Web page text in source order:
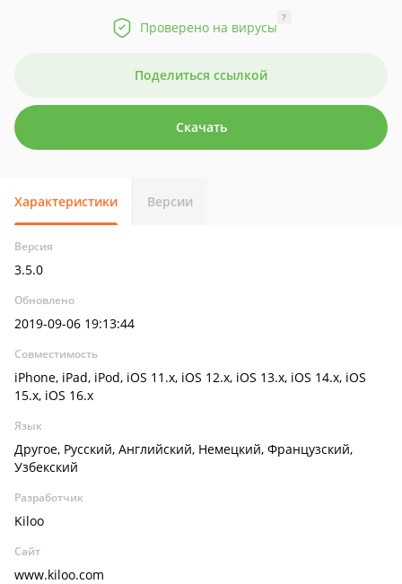
Проверено на вирусы
?
Поделиться ссылкой
Скачать
Характеристики Версии
Версия
3.5.0
Обновлено
2019-09-06 19:13:44
Совместимость
iPhone, iPad, iPod, iOS 11.x, iOS 12.x, iOS 13.x, iOS 14.x, iOS
15.x, iOS 16.x
Язык
Другое, Русский, Английский, Немецкий, Французский,
Узбекский
Разработчик
Kiloo
Сайт
www.kiloo.com